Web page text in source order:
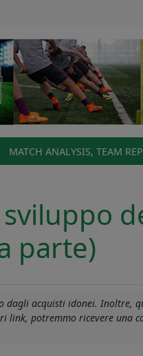
MATCH ANALYSIS, TEAM
parte)
dagli acquisti idonei. Inoltre,
potremmo ricevere una